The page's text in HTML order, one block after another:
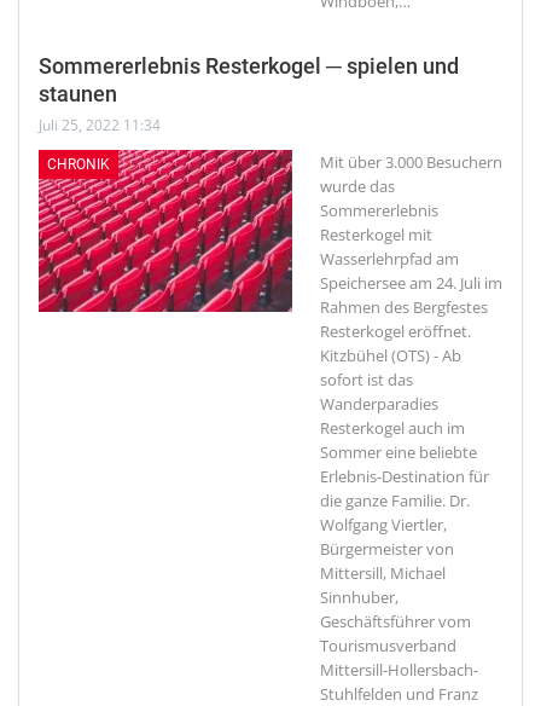
Sommererlebnis Resterkogel ─ spielen und
staunen
Juli 25, 2022 11:34
CHRONIK
Mit über 3.000 Besuchern
wurde das
Sommererlebnis
Resterkogel mit
Wasserlehrpfad am
Speichersee am 24. Juli im
Rahmen des Bergfestes
Resterkogel eröffnet.
Kitzbühel (OTS) - Ab
sofort ist das
Wanderparadies
Resterkogel auch im
Sommer eine beliebte
Erlebnis-Destination für
die ganze Familie. Dr.
Wolfgang Viertler,
Bürgermeister von
Mittersill, Michael
Sinnhuber,
Geschäftsführer vom
Tourismusverband
Mittersill-Hollersbach-
Stuhlfelden und Franz